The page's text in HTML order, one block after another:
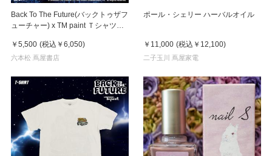
Back To The Future(バックトゥザフ
ューチャー) x TM paint Ｔシャツ
￥5,500 (税込 ￥6,050)
六本松 蔦屋書店
ポール・シェリー ハーバルオイル
￥11,000 (税込 ￥12,100)
二子玉川 蔦屋家電